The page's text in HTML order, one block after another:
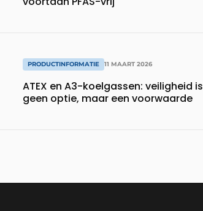
PRODUCTINFORMATIE 11 MAART 2026
ATEX en A3-koelgassen: veiligheid is
geen optie, maar een voorwaarde